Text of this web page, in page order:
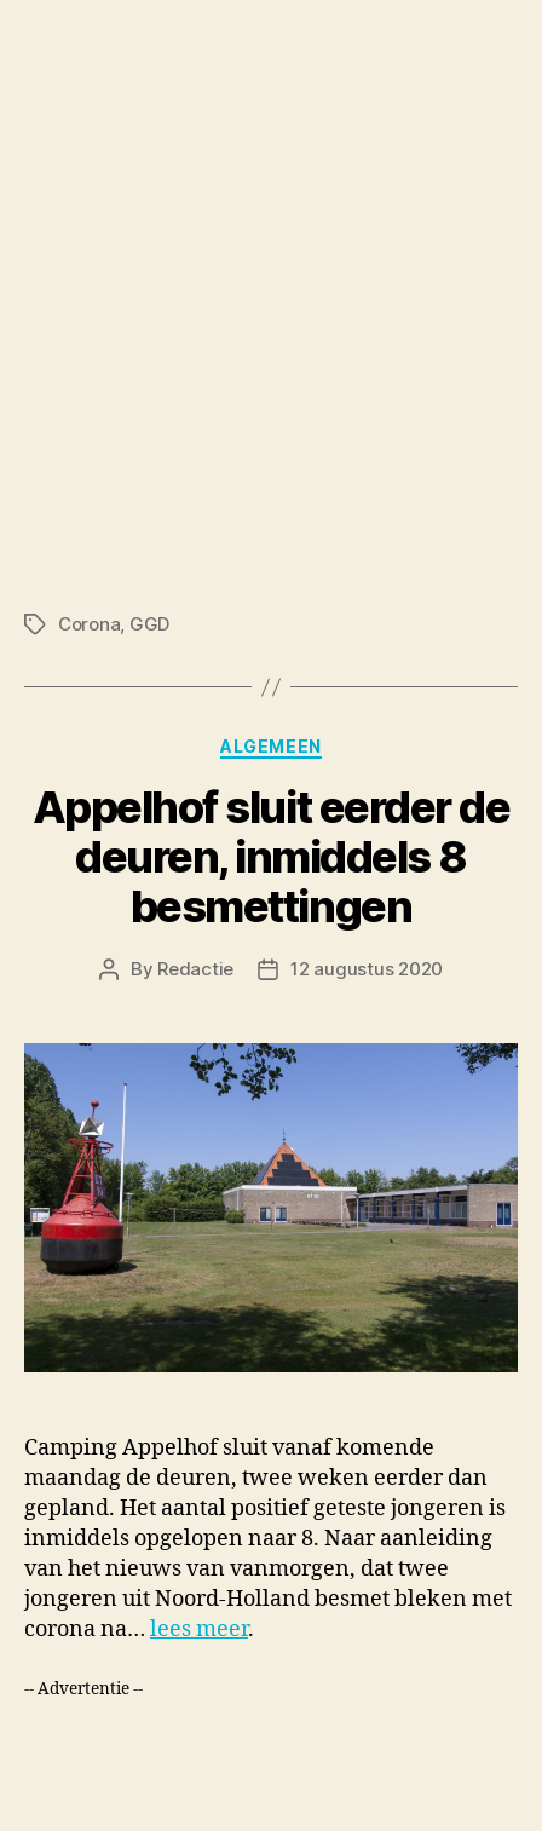
TagsCorona, GGD
Categories
ALGEMEEN
Appelhof sluit eerder de
deuren, inmiddels 8
besmettingen
Post
By Redactie
Post12 augustus 2020
Camping Appelhof sluit vanaf komende
maandag de deuren, twee weken eerder dan
gepland. Het aantal positief geteste jongeren is
inmiddels opgelopen naar 8. Naar aanleiding
van het nieuws van vanmorgen, dat twee
jongeren uit Noord-Holland besmet bleken met
corona na… lees meer.
-- Advertentie --